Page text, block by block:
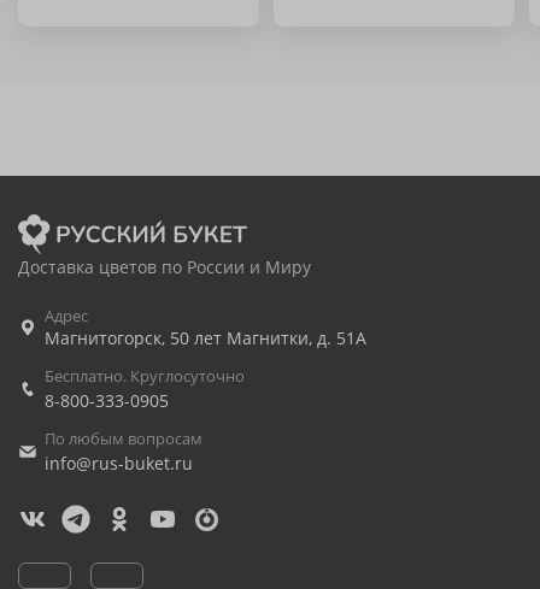
Доставка цветов по России и Миру
Адрес
Магнитогорск, 50 лет Магнитки, д. 51А
Бесплатно. Круглосуточно
8-800-333-0905
По любым вопросам
info@rus-buket.ru